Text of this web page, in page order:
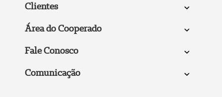
Clientes
Área do Cooperado
Fale Conosco
Comunicação